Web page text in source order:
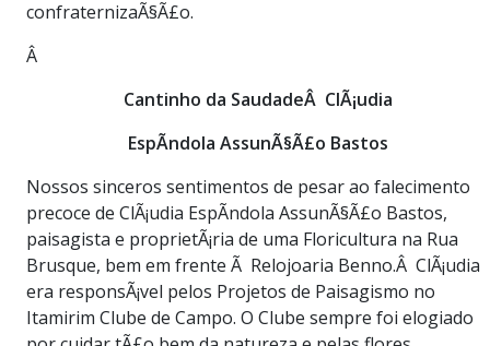
confraternizaÃ§Ã£o.
Â
Cantinho da SaudadeÂ ClÃ¡udia
EspÃ­ndola AssunÃ§Ã£o Bastos
Nossos sinceros sentimentos de pesar ao falecimento
precoce de ClÃ¡udia EspÃ­ndola AssunÃ§Ã£o Bastos,
paisagista e proprietÃ¡ria de uma Floricultura na Rua
Brusque, bem em frente Ã Relojoaria Benno.Â ClÃ¡udia
era responsÃ¡vel pelos Projetos de Paisagismo no
Itamirim Clube de Campo. O Clube sempre foi elogiado